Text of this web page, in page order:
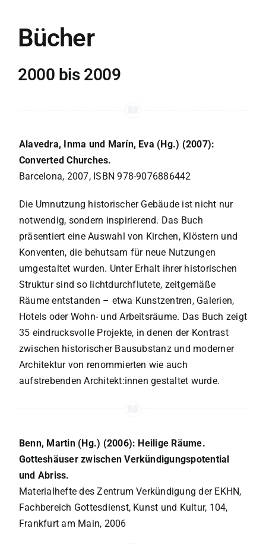
Bücher
2000 bis 2009
Alavedra, Inma und Marín, Eva (Hg.) (2007):
Converted Churches.
Barcelona, 2007, ISBN 978-9076886442
Die Umnutzung historischer Gebäude ist nicht nur
notwendig, sondern inspirierend. Das Buch
präsentiert eine Auswahl von Kirchen, Klöstern und
Konventen, die behutsam für neue Nutzungen
umgestaltet wurden. Unter Erhalt ihrer historischen
Struktur sind so lichtdurchflutete, zeitgemäße
Räume entstanden – etwa Kunstzentren, Galerien,
Hotels oder Wohn- und Arbeitsräume. Das Buch zeigt
35 eindrucksvolle Projekte, in denen der Kontrast
zwischen historischer Bausubstanz und moderner
Architektur von renommierten wie auch
aufstrebenden Architekt:innen gestaltet wurde.
Benn, Martin (Hg.) (2006): Heilige Räume.
Gotteshäuser zwischen Verkündigungspotential
und Abriss.
Materialhefte des Zentrum Verkündigung der EKHN,
Fachbereich Gottesdienst, Kunst und Kultur, 104,
Frankfurt am Main, 2006